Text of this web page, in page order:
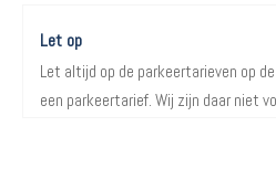
Let op
Let altijd op de parkeertarieven op
een parkeertarief. Wij zijn daar niet